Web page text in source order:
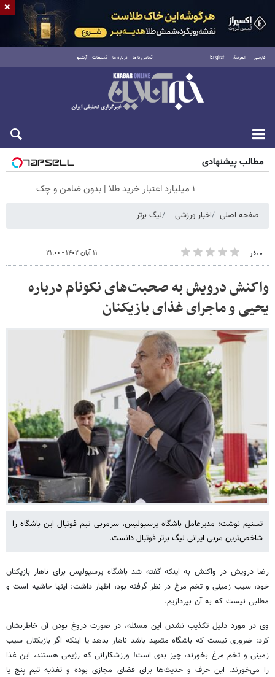
فارسی العربية English تماس با ما درباره ما تبلیغات آرشیو
جمعه ۱۶ مرداد ۱۴۰۵
مطالب پیشنهادی
۱ میلیارد اعتبار خرید طلا | بدون ضامن و چک
صفحه اصلی اخبار ورزشی لیگ برتر
۰ نفر ۱۱ آبان ۱۴۰۲ - ۲۱:۰۰
واکنش درویش به صحبت‌های نکونام درباره
یحیی و ماجرای غذای بازیکنان
تسنیم نوشت: مدیرعامل باشگاه پرسپولیس، سرمربی تیم فوتبال این باشگاه را
شاخص‌ترین مربی ایرانی لیگ برتر فوتبال دانست.
رضا درویش در واکنش به اینکه گفته شد باشگاه پرسپولیس برای ناهار بازیکنان
خود، سیب زمینی و تخم مرغ در نظر گرفته بود، اظهار داشت: اینها حاشیه است و
مطلبی نیست که به آن بپردازیم.
وی در مورد دلیل تکذیب نشدن این مسئله، در صورت دروغ بودن آن خاطرنشان
کرد: ضروری نیست که باشگاه متعهد باشد ناهار بدهد یا اینکه اگر بازیکنان سیب
زمینی و تخم مرغ بخورند، چیز بدی است! ورزشکارانی که رژیمی هستند، این غذا
را می‌خورند. این حرف و حدیث‌ها برای فضای مجازی بوده و تغذیه تیم پنج یا
×